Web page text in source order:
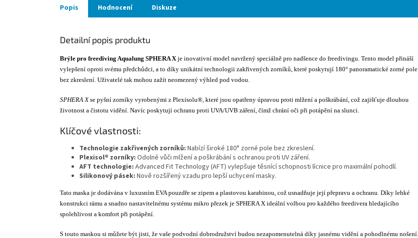
Popis Hodnocení Diskuze
Detailní popis produktu
Brýle pro freediving Aqualung SPHERA Xje inovativní model navržený speciálně pro nadšence do freedivingu. Tento model přináší
vylepšení oproti svému předchůdci, a to díky unikátní technologii zakřivených zorníků, které poskytují 180° panoramatické zorné pole
bez zkreslení. Uživatelé tak mohou zažít neomezený výhled pod vodou.
SPHERA Xse pyšní zorníky vyrobenými z Plexisolu®, které jsou opatřeny úpravou proti mlžení a poškrábání, což zajišťuje dlouhou
životnost a čistotu vidění. Navíc poskytují ochranu proti UVA/UVB záření, čímž chrání oči při potápění na slunci.
Klíčové vlastnosti:
Technologie zakřivených zorníků: Nabízí široké 180° zorné pole bez zkreslení.
Plexisol® zorníky: Odolné vůči mlžení a poškrábání s ochranou proti UV záření.
AFT technologie: Advanced Fit Technology (AFT) vylepšuje těsnící schopnosti lícnice pro maximální pohodlí.
Silikonový pásek: Nově rozšířený vzadu pro lepší uchycení masky.
Tato maska je dodávána v luxusním EVA pouzdře se zipem a plastovou karabinou, což usnadňuje její přepravu a ochranu. Díky lehké
konstrukci rámu a snadno nastavitelnému systému mikro přezek je SPHERA X ideální volbou pro každého freedivera hledajícího
spolehlivost a komfort při potápění.
S touto maskou si můžete být jisti, že vaše podvodní dobrodružství budou nezapomenutelná díky jasnému vidění a pohodlnému nošení.